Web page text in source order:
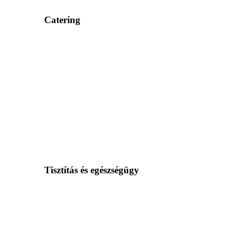
Catering
Tisztítás és egészségügy